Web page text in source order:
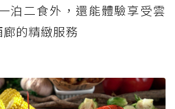
泊二食外，還能體驗享受雲
的精緻服務